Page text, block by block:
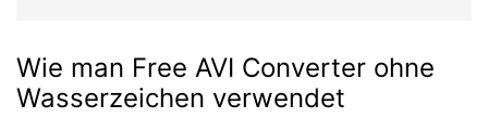
Wie man Free AVI Converter ohne
Wasserzeichen verwendet